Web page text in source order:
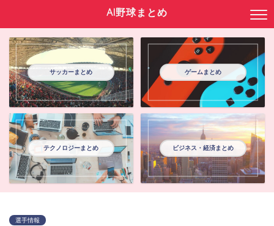
AI野球まとめ
サッカーまとめ ゲームまとめ
テクノロジーまとめ ビジネス・経済まとめ
選手情報